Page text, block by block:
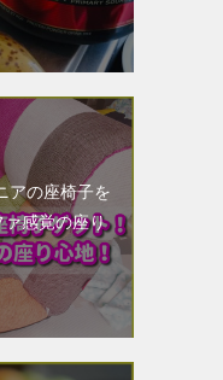
アの座椅子を
感覚の座り